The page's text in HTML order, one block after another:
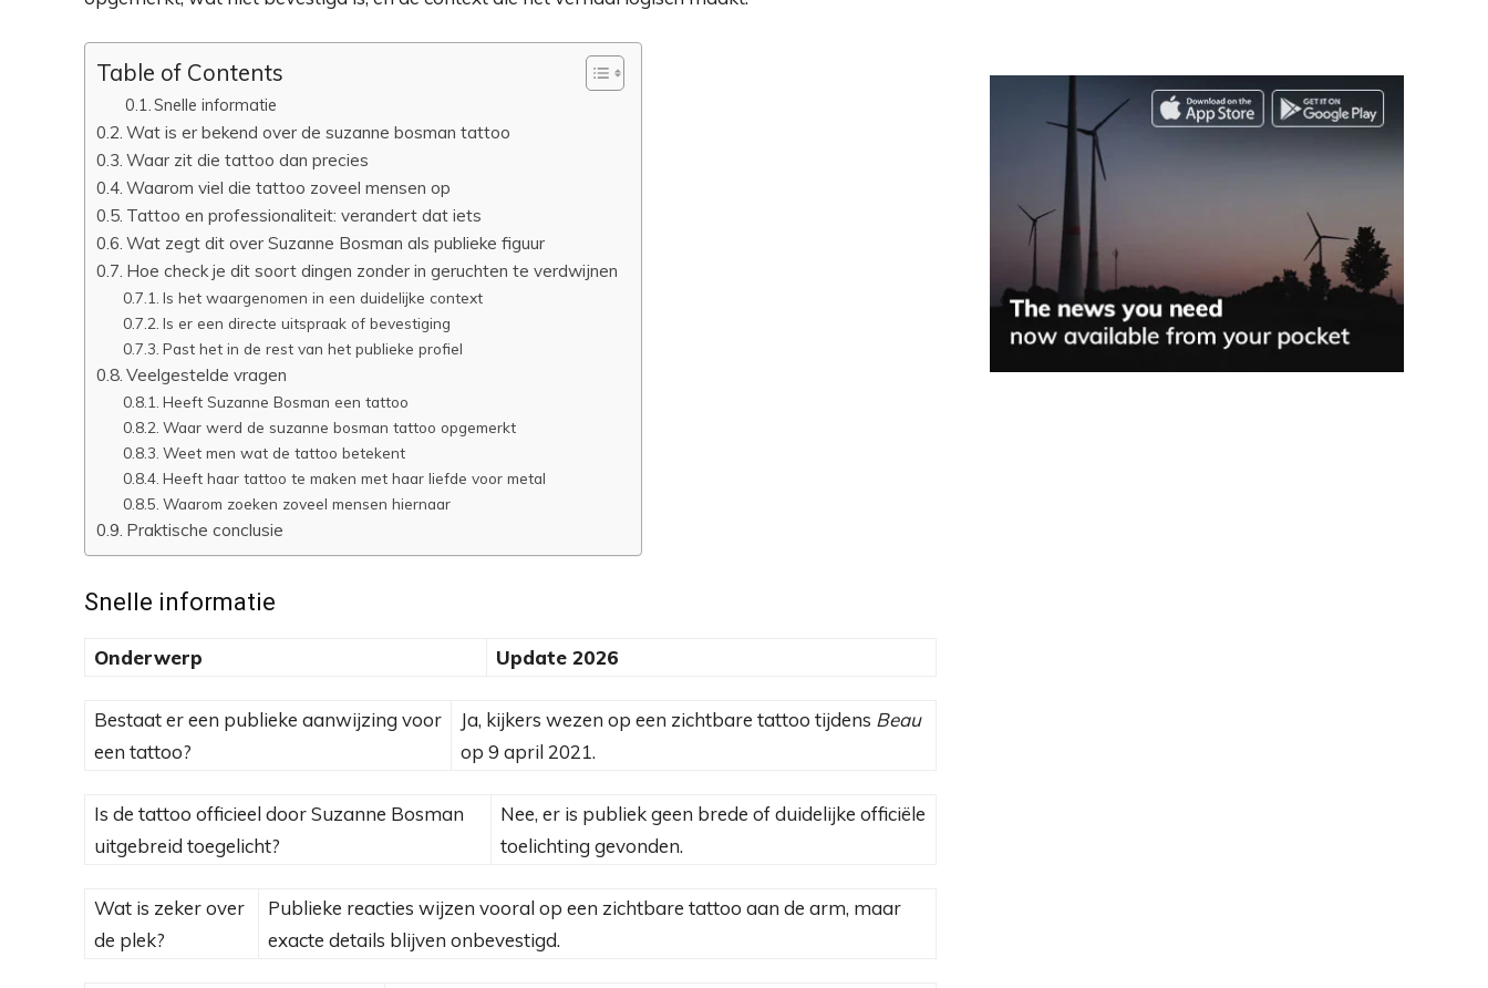
Table of Contents
Snelle informatie
Wat is er bekend over de suzanne bosman tattoo
Waar zit die tattoo dan precies
Waarom viel die tattoo zoveel mensen op
Tattoo en professionaliteit: verandert dat iets
Wat zegt dit over Suzanne Bosman als publieke figuur
Hoe check je dit soort dingen zonder in geruchten te verdwijnen
Is het waargenomen in een duidelijke context
Is er een directe uitspraak of bevestiging
Past het in de rest van het publieke profiel
Veelgestelde vragen
Heeft Suzanne Bosman een tattoo
Waar werd de suzanne bosman tattoo opgemerkt
Weet men wat de tattoo betekent
Heeft haar tattoo te maken met haar liefde voor metal
Waarom zoeken zoveel mensen hiernaar
Praktische conclusie
Snelle informatie
Onderwerp Update 2026
Bestaat er een publieke aanwijzing voor
een tattoo?
Ja, kijkers wezen op een zichtbare tattoo tijdens Beau
op 9 april 2021.
Is de tattoo officieel door Suzanne Bosman
uitgebreid toegelicht?
Nee, er is publiek geen brede of duidelijke officiële
toelichting gevonden.
Wat is zeker over
de plek?
Publieke reacties wijzen vooral op een zichtbare tattoo aan de arm, maar
exacte details blijven onbevestigd.